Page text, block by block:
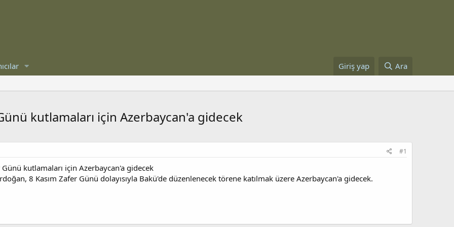
Giriş yap Ara
kutlamaları için Azerbaycan'a gidecek
#1
kutlamaları için Azerbaycan'a gidecek
8 Kasım Zafer Günü dolayısıyla Bakü'de düzenlenecek törene katılmak üzere Azerbaycan'a gidecek.